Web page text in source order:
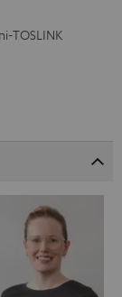
TOSLINK